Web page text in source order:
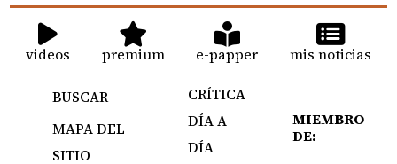
videos premium e-papper mis noticias
BUSCAR
MAPA DEL
SITIO
CRÍTICA
DÍA A
DÍA
MIEMBRO
DE: